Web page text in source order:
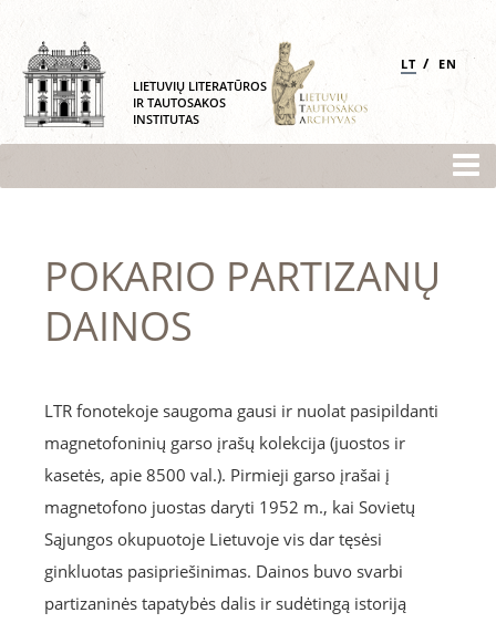
LIETUVIŲ LITERATŪROS
IR TAUTOSAKOS
INSTITUTAS
LT / EN
POKARIO PARTIZANŲ
DAINOS
LTR fonotekoje saugoma gausi ir nuolat pasipildanti
magnetofoninių garso įrašų kolekcija (juostos ir
kasetės, apie 8500 val.). Pirmieji garso įrašai į
magnetofono juostas daryti 1952 m., kai Sovietų
Sąjungos okupuotoje Lietuvoje vis dar tęsėsi
ginkluotas pasipriešinimas. Dainos buvo svarbi
partizaninės tapatybės dalis ir sudėtingą istoriją